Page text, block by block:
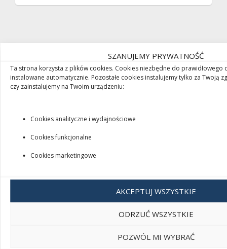
SZANUJEMY PRYWATNOŚĆ
Ta strona korzysta z plików cookies. Cookies niezbędne do prawidłowego
instalowane automatycznie. Pozostałe cookies instalujemy tylko za Twoją
czy zainstalujemy na Twoim urządzeniu:
Cookies analityczne i wydajnościowe
Cookies funkcjonalne
Cookies marketingowe
AKCEPTUJ WSZYSTKIE
ODRZUĆ WSZYSTKIE
POZWÓL MI WYBRAĆ
Czaja AB sp. z o.o.
+48 666 155 694
czajadomiogrod@gmail.com
Godziny otwarcia:
Sob 8:00 – 13:00